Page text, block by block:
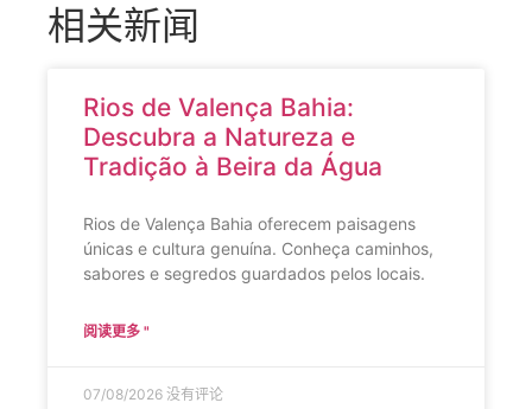
相关新闻
Rios de Valença Bahia:
Descubra a Natureza e
Tradição à Beira da Água
Rios de Valença Bahia oferecem paisagens
únicas e cultura genuína. Conheça caminhos,
sabores e segredos guardados pelos locais.
阅读更多 "
07/08/2026 没有评论